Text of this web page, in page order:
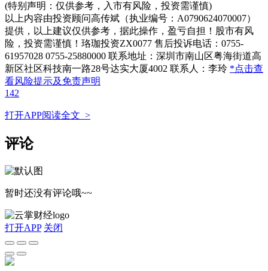
(特别声明：仅供参考，入市有风险，投资需谨慎)
以上内容由投资顾问高传斌（执业编号：A0790624070007）
提供，以上建议仅供参考，据此操作，盈亏自担！股市有风
险，投资需谨慎！珞珈投资ZX0077 售后投诉电话：0755-
61957028 0755-25880000 联系地址：深圳市南山区粤海街道高
新区社区科技南一路28号达实大厦4002 联系人：李玲 *点击查
看风险提示及免责声明
142
打开APP阅读全文 >
评论
暂时还没有评论哦~~
打开APP 关闭